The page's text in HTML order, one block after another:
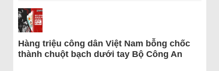
Hàng triệu công dân Việt Nam bỗng chốc
thành chuột bạch dưới tay Bộ Công An